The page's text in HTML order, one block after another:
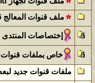
ملف قنوات المعالج 3516 مرتب هدية إليكم من جهازي t800plus
إختصاصات المنتدى
خاص بملفات قنوات
ملفات قنوات جديد